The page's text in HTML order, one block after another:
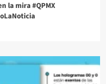
la mira #QPMX